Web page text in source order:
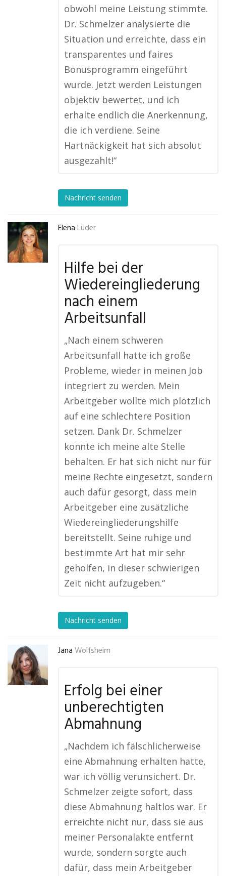
obwohl meine Leistung stimmte.
Dr. Schmelzer analysierte die
Situation und erreichte, dass ein
transparentes und faires
Bonusprogramm eingeführt
wurde. Jetzt werden Leistungen
objektiv bewertet, und ich
erhalte endlich die Anerkennung,
die ich verdiene. Seine
Hartnäckigkeit hat sich absolut
ausgezahlt!“
Nachricht senden
Elena Lüder
Hilfe bei der
Wiedereingliederung
nach einem
Arbeitsunfall
„Nach einem schweren
Arbeitsunfall hatte ich große
Probleme, wieder in meinen Job
integriert zu werden. Mein
Arbeitgeber wollte mich plötzlich
auf eine schlechtere Position
setzen. Dank Dr. Schmelzer
konnte ich meine alte Stelle
behalten. Er hat sich nicht nur für
meine Rechte eingesetzt, sondern
auch dafür gesorgt, dass mein
Arbeitgeber eine zusätzliche
Wiedereingliederungshilfe
bereitstellt. Seine ruhige und
bestimmte Art hat mir sehr
geholfen, in dieser schwierigen
Zeit nicht aufzugeben.“
Nachricht senden
Jana Wolfsheim
Erfolg bei einer
unberechtigten
Abmahnung
„Nachdem ich fälschlicherweise
eine Abmahnung erhalten hatte,
war ich völlig verunsichert. Dr.
Schmelzer zeigte sofort, dass
diese Abmahnung haltlos war. Er
erreichte nicht nur, dass sie aus
meiner Personalakte entfernt
wurde, sondern sorgte auch
dafür, dass mein Arbeitgeber